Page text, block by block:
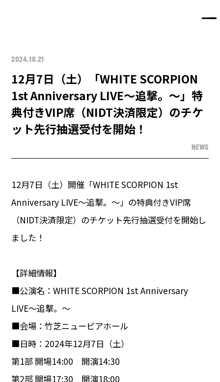
2024.10.21
12月7日（土）「WHITE SCORPION
1st Anniversary LIVE〜追撃。〜」特
典付きVIP席（NIDT決済限定）のチケ
ット先行抽選受付を開始！
NEWS
12月7日（土）開催「WHITE SCORPION 1st
Anniversary LIVE〜追撃。〜」の特典付きVIP席
（NIDT決済限定）のチケット先行抽選受付を開始し
ました！
【詳細情報】
■公演名：WHITE SCORPION 1st Anniversary
LIVE〜追撃。〜
■会場：竹芝ニューピアホール
■日時：2024年12月7日（土）
第1部 開場14:00 開演14:30
第2部 開場17:30 開演18:00